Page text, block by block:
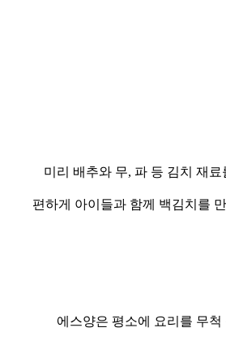
미리 배추와 무, 파 등 김치 재료
편하게 아이들과 함께 백김치를
에스양은 평소에 요리를 무척